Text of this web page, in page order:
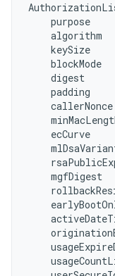
purpose
algorithm
keySize
blockMode
digest
padding
ecCurve
mgfDigest